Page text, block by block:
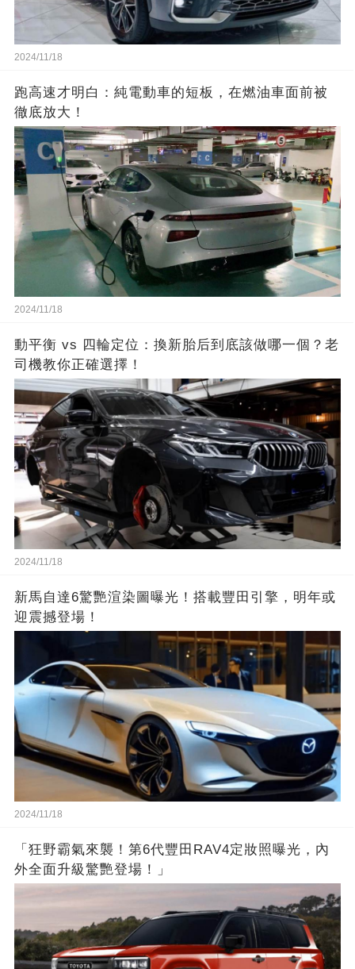
2024/11/18
跑高速才明白：純電動車的短板，在燃油車面前被
徹底放大！
2024/11/18
動平衡 vs 四輪定位：換新胎后到底該做哪一個？老
司機教你正確選擇！
2024/11/18
新馬自達6驚艷渲染圖曝光！搭載豐田引擎，明年或
迎震撼登場！
2024/11/18
「狂野霸氣來襲！第6代豐田RAV4定妝照曝光，內
外全面升級驚艷登場！」